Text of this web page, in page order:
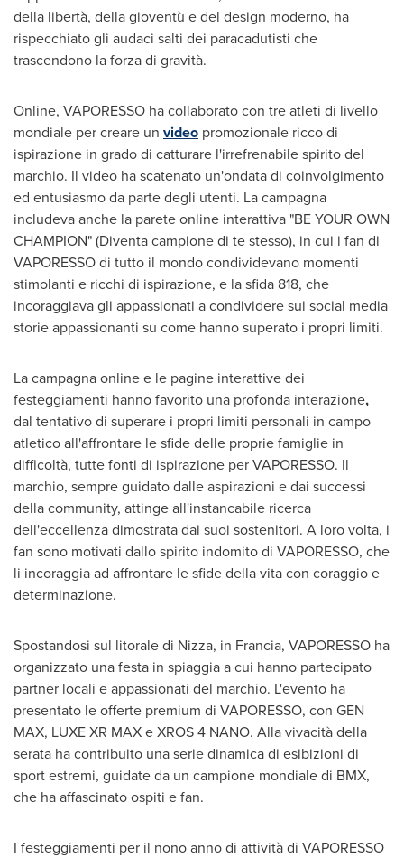
della libertà, della gioventù e del design moderno, ha
rispecchiato gli audaci salti dei paracadutisti che
trascendono la forza di gravità.
Online, VAPORESSO ha collaborato con tre atleti di livello
mondiale per creare un video promozionale ricco di
ispirazione in grado di catturare l'irrefrenabile spirito del
marchio. Il video ha scatenato un'ondata di coinvolgimento
ed entusiasmo da parte degli utenti. La campagna
includeva anche la parete online interattiva "BE YOUR OWN
CHAMPION" (Diventa campione di te stesso), in cui i fan di
VAPORESSO di tutto il mondo condividevano momenti
stimolanti e ricchi di ispirazione, e la sfida 818, che
incoraggiava gli appassionati a condividere sui social media
storie appassionanti su come hanno superato i propri limiti.
La campagna online e le pagine interattive dei
festeggiamenti hanno favorito una profonda interazione,
dal tentativo di superare i propri limiti personali in campo
atletico all'affrontare le sfide delle proprie famiglie in
difficoltà, tutte fonti di ispirazione per VAPORESSO. Il
marchio, sempre guidato dalle aspirazioni e dai successi
della community, attinge all'instancabile ricerca
dell'eccellenza dimostrata dai suoi sostenitori. A loro volta, i
fan sono motivati dallo spirito indomito di VAPORESSO, che
li incoraggia ad affrontare le sfide della vita con coraggio e
determinazione.
Spostandosi sul litorale di Nizza, in Francia, VAPORESSO ha
organizzato una festa in spiaggia a cui hanno partecipato
partner locali e appassionati del marchio. L'evento ha
presentato le offerte premium di VAPORESSO, con GEN
MAX, LUXE XR MAX e XROS 4 NANO. Alla vivacità della
serata ha contribuito una serie dinamica di esibizioni di
sport estremi, guidate da un campione mondiale di BMX,
che ha affascinato ospiti e fan.
I festeggiamenti per il nono anno di attività di VAPORESSO